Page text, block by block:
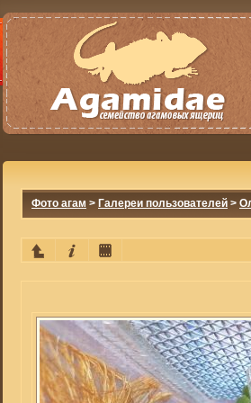
Фото агам > Галереи пользователей >